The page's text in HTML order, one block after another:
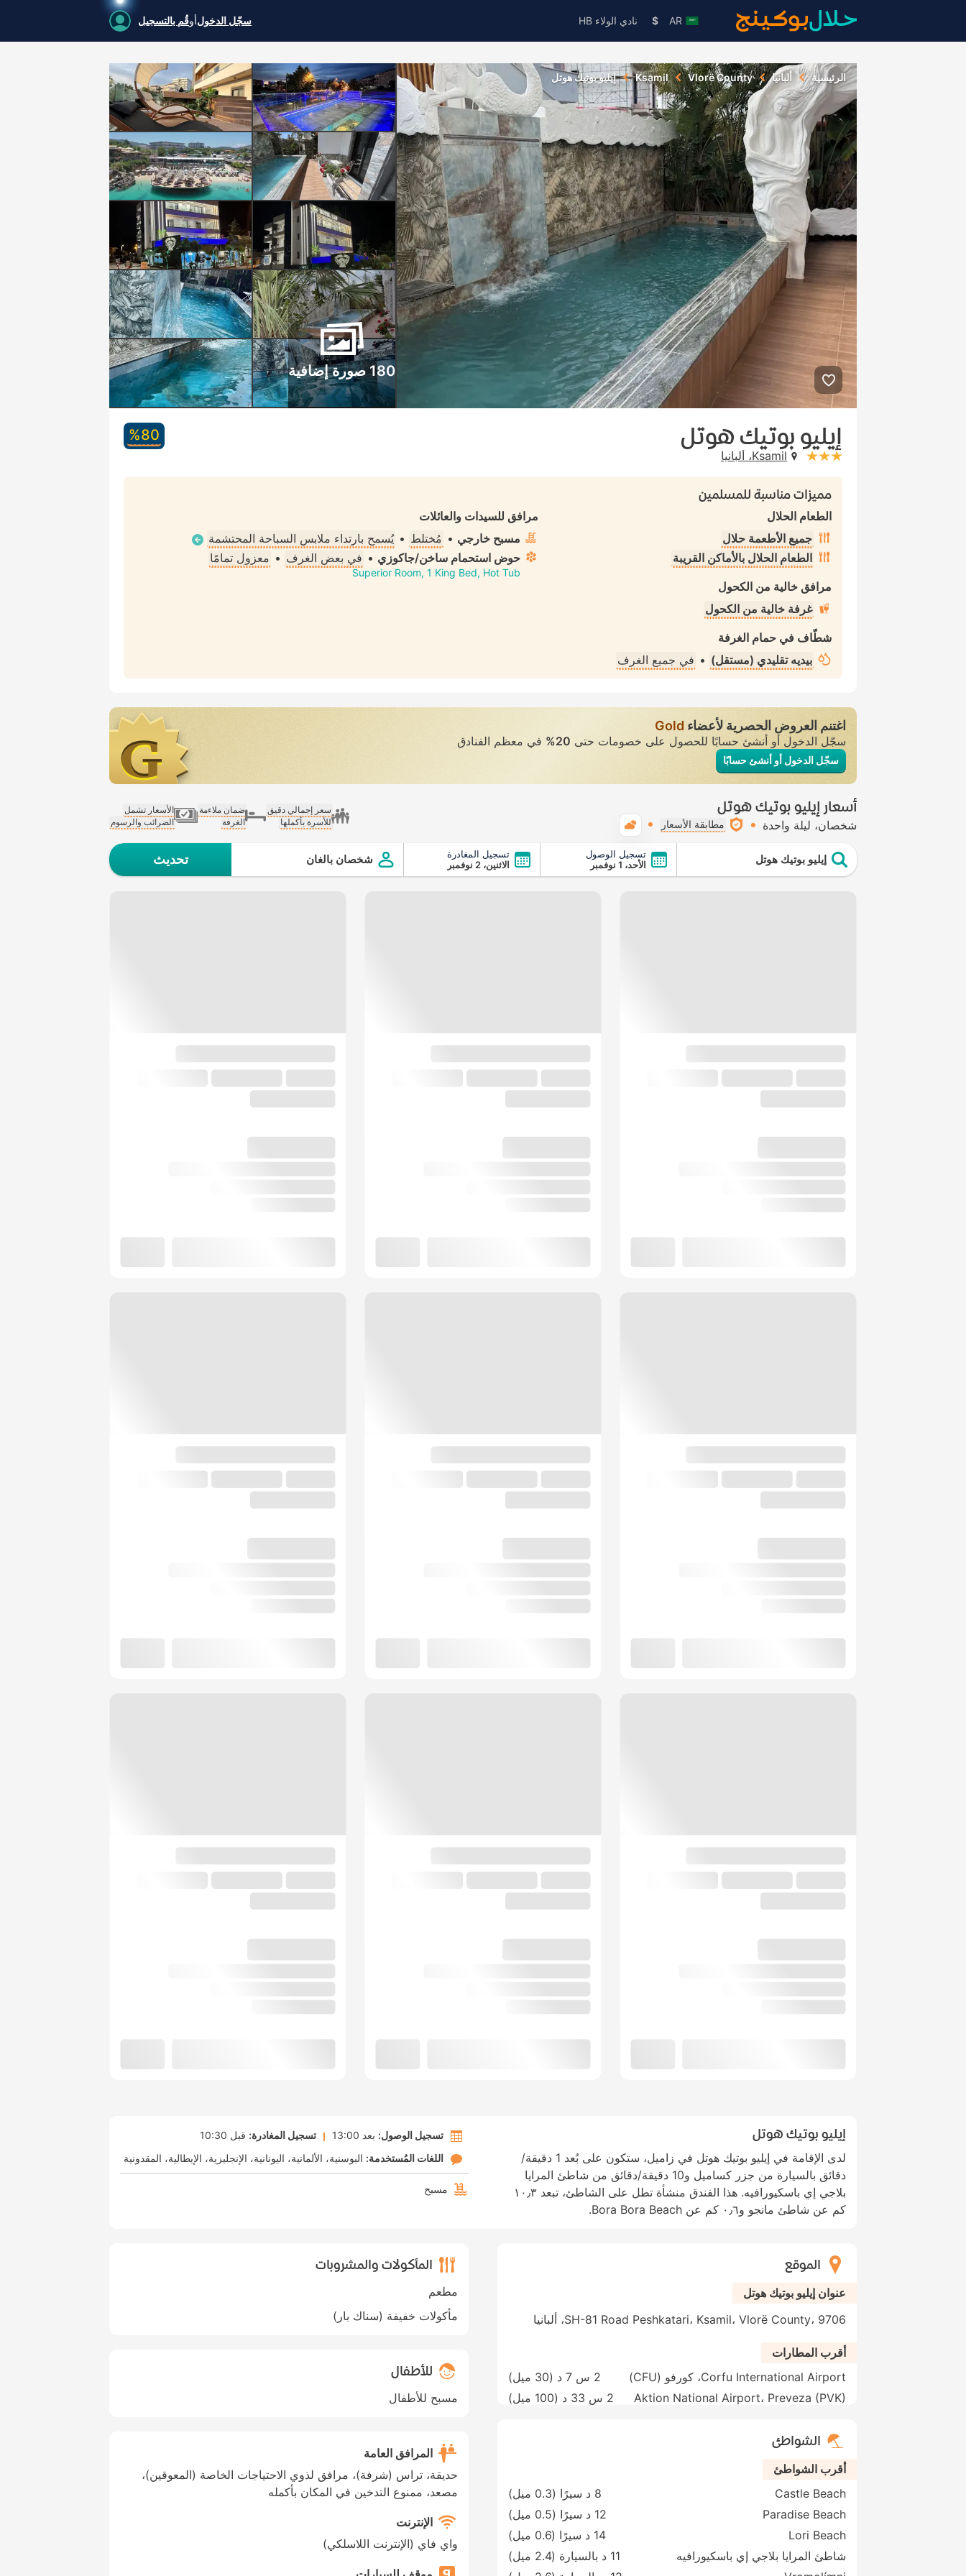
AR
$ نادي الولاء HB سجّل الدخولأوقُم بالتسجيل
الرئيسية ألبانيا Vlorë County
Ksamil إيليو بوتيك هوتل
180 صورة إضافية
إيليو بوتيك هوتل
stars: 3Ksamil، ألبانيا
80‏%
مميزات مناسبة للمسلمين
الطعام الحلال
جميع الأطعمة حلال
الطعام الحلال بالأماكن القريبة
مرافق خالية من الكحول
غرفة خالية من الكحول
شطّاف في حمام الغرفة
بيديه تقليدي (مستقل) • في جميع الغرف
مرافق للسيدات والعائلات
مسبح خارجي • مُختلط • يُسمح بارتداء ملابس السباحة المحتشمة
حوض استحمام ساخن/جاكوزي • في بعض الغرف • معزول تمامًا
Superior Room, 1 King Bed, Hot Tub
اغتنم العروض الحصرية لأعضاء Gold
سجّل الدخول أو أنشئ حسابًا للحصول على خصومات حتى 20% في معظم الفنادق
سجّل الدخول أو أنشئ حسابًا
أسعار إيليو بوتيك هوتل
شخصان ليلة واحدة مطابقة الأسعار
سعر إجمالي دقيق
للأسرة بأكملها
ضمان ملاءمة
الغرفة
الأسعار تشمل
الضرائب والرسوم
إيليو بوتيك هوتل
تسجيل الوصول
الأحد، 1 نوفمبر
تسجيل المغادرة
الاثنين، 2 نوفمبر
شخصان بالغان تحديث
إيليو بوتيك هوتل
لدى الإقامة في إيليو بوتيك هوتل في زاميل، ستكون على بُعد 1 دقيقة/
دقائق بالسيارة من جزر كساميل و10 دقيقة/دقائق من شاطئ المرايا
بلاجي إي باسكيورافيه. هذا الفندق منشأة تطل على الشاطئ، تبعد ١٠٫٣
كم عن شاطئ مانجو و٠٫٦ كم عن Bora Bora Beach.
تسجيل الوصول: بعد 13:00 تسجيل المغادرة: قبل 10:30
اللغات المُستخدمة: البوسنية الألمانية اليونانية الإنجليزية الإيطالية المقدونية
مسبح
الموقع
عنوان إيليو بوتيك هوتل
SH-81 Road Peshkatari، Ksamil، Vlorë County، 9706، ألبانيا
أقرب المطارات
Corfu International Airport، كورفو (CFU)
2 س 7 د ( 30 ميل
)
Aktion National Airport، Preveza (PVK)
2 س 33 د ( 100 ميل )
الشواطئ
أقرب الشواطئ
Castle Beach
8 د سيرًا (0.3 ميل)
Paradise Beach
12 د سيرًا (0.5 ميل)
Lori Beach
14 د سيرًا (0.6 ميل)
شاطئ المرايا بلاجي إي باسكيورافيه
11 د بالسيارة (2.4 ميل)
المأكولات والمشروبات
مطعم
مأكولات خفيفة (سناك بار)
للأطفال
مسبح للأطفال
المرافق العامة
حديقة، تراس (شرفة)، مرافق لذوي الاحتياجات الخاصة (المعوقين)،
مصعد، ممنوع التدخين في المكان بأكمله
الإنترنت
واي فاي (الإنترنت اللاسلكي)